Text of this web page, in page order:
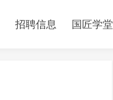
招聘信息 国匠学堂